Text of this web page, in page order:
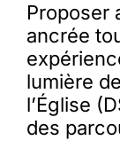
Proposer
ancrée
lumière
l’Église
des